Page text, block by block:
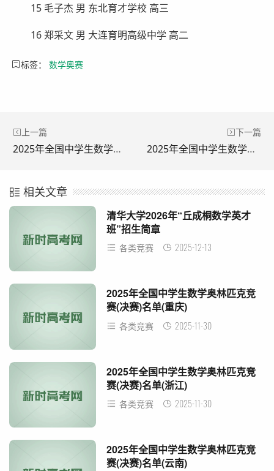
15 毛子杰 男 东北育才学校 高三
16 郑采文 男 大连育明高级中学 高二
标签： 数学奥赛
上一篇
2025年全国中学生数学奥林匹克竞赛(决赛)名单(江西)
下一篇
2025年全国中学生数学奥林匹克竞赛(决赛)名单(内蒙古)
相关文章
清华大学2026年“丘成桐数学英才
班”招生简章
各类竞赛 2025-12-13
2025年全国中学生数学奥林匹克竞
赛(决赛)名单(重庆)
各类竞赛 2025-11-30
2025年全国中学生数学奥林匹克竞
赛(决赛)名单(浙江)
各类竞赛 2025-11-30
2025年全国中学生数学奥林匹克竞
赛(决赛)名单(云南)